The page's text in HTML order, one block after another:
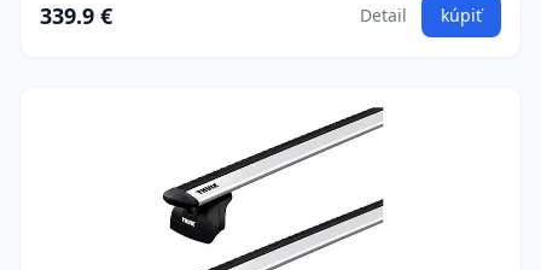
339.9 € Detail kúpiť